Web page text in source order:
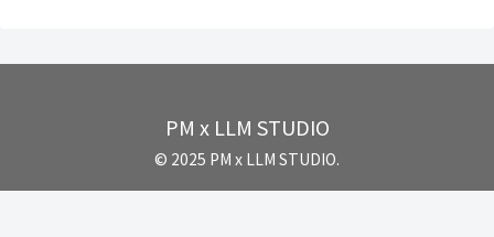
PM x LLM STUDIO
© 2025 PM x LLM STUDIO.